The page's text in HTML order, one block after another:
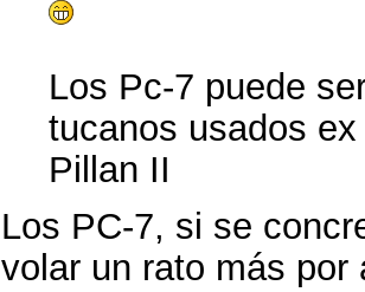
Los Pc-7 puede
tucanos usados
Pillan II
Los PC-7, si se
volar un rato más